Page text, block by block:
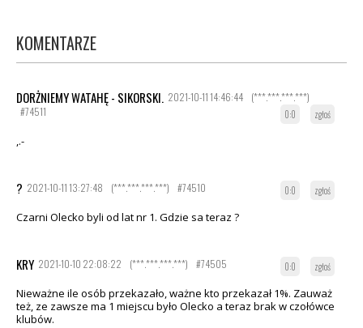
KOMENTARZE
DORŻNIEMY WATAHĘ - SIKORSKI. 2021-10-11 14:46:44
(***.***.***.***)
#74511
0:0 zgłoś
,.-
? 2021-10-11 13:27:48 (***.***.***.***) #74510 0:0 zgłoś
Czarni Olecko byli od lat nr 1. Gdzie sa teraz ?
KRY 2021-10-10 22:08:22 (***.***.***.***) #74505 0:0 zgłoś
Nieważne ile osób przekazało, ważne kto przekazał 1%. Zauważ
też, ze zawsze ma 1 miejscu było Olecko a teraz brak w czołówce
klubów.